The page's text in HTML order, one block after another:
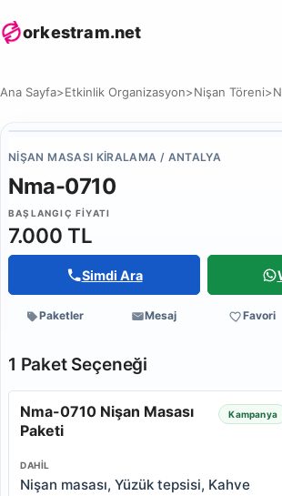
orkestram.net
Ana Sayfa>Etkinlik Organizasyon>Nişan Töreni>
NIŞAN MASASI KIRALAMA / ANTALYA
Nma-0710
BAŞLANGIÇ FIYATI
7.000 TL
Simdi Ara
Paketler Mesaj Favori
1 Paket Seçeneği
Nma-0710 Nişan Masası
Paketi
Kampanya
DAHIL
Nişan masası, Yüzük tepsisi, Kahve